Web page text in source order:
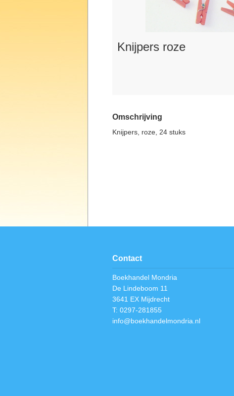
Knijpers roze
Omschrijving
Knijpers, roze, 24 stuks
Contact
Boekhandel Mondria
De Lindeboom 11
3641 EX Mijdrecht
T: 0297-281855
info@boekhandelmondria.nl